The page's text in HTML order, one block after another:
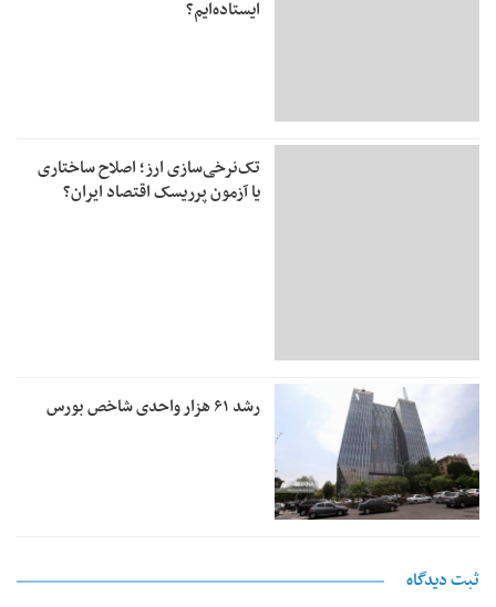
ایستاده‌ایم؟
تک‌نرخی‌سازی ارز؛ اصلاح ساختاری
یا آزمون پرریسک اقتصاد ایران؟
رشد ۶۱ هزار واحدی شاخص بورس
ثبت دیدگاه